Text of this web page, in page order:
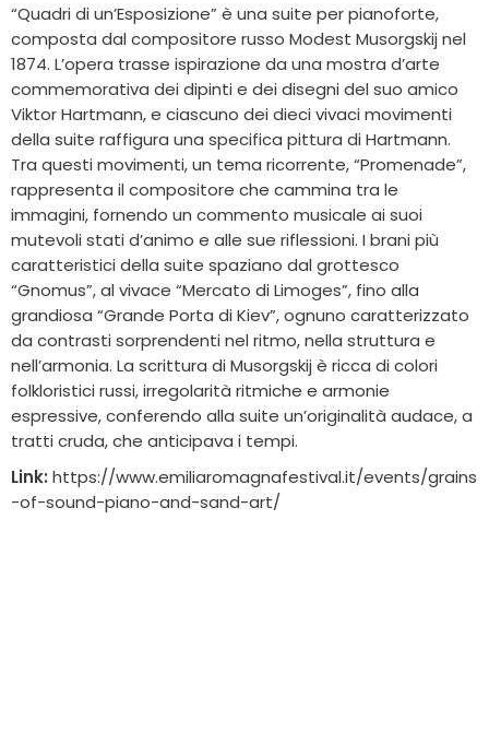
“Quadri di un’Esposizione” è una suite per pianoforte,
composta dal compositore russo Modest Musorgskij nel
1874. L’opera trasse ispirazione da una mostra d’arte
commemorativa dei dipinti e dei disegni del suo amico
Viktor Hartmann, e ciascuno dei dieci vivaci movimenti
della suite raffigura una specifica pittura di Hartmann.
Tra questi movimenti, un tema ricorrente, “Promenade”,
rappresenta il compositore che cammina tra le
immagini, fornendo un commento musicale ai suoi
mutevoli stati d’animo e alle sue riflessioni. I brani più
caratteristici della suite spaziano dal grottesco
“Gnomus”, al vivace “Mercato di Limoges”, fino alla
grandiosa “Grande Porta di Kiev”, ognuno caratterizzato
da contrasti sorprendenti nel ritmo, nella struttura e
nell’armonia. La scrittura di Musorgskij è ricca di colori
folkloristici russi, irregolarità ritmiche e armonie
espressive, conferendo alla suite un’originalità audace, a
tratti cruda, che anticipava i tempi.
Link: https://www.emiliaromagnafestival.it/events/grains
-of-sound-piano-and-sand-art/